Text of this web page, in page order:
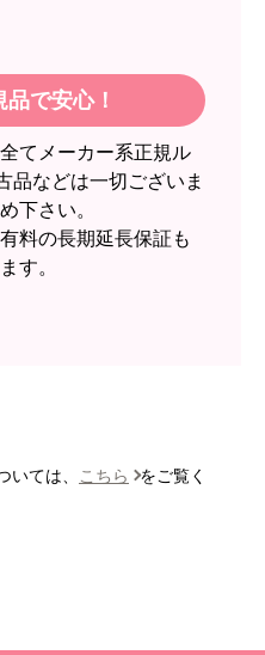
きましたか？
切でしたか？
したか？
で安心！
てメーカー系正規ル
品などは一切ございま
下さい。
料の長期延長保証も
す。
ては、 こちら
をご覧く